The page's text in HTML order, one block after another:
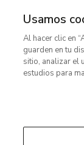
MENÚ
contenido
principal
Con
Usamos
Al hacer clic en
guarden en tu
sitio, analizar el
estudios para